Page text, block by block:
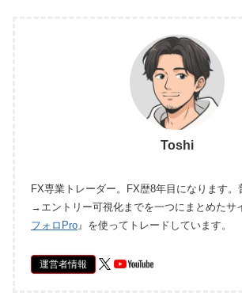
Toshi
FX専業トレーダー。FX歴8年目になります
→エントリー可視化までを一つにまとめたサ
フォロPro 』を使ってトレードしています。
運営者情報